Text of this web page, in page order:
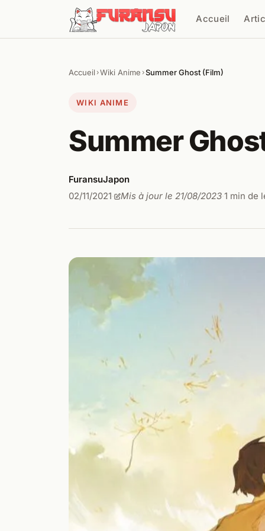
Aller au contenu
Accueil
Accueil ›Wiki Anime ›Summer Ghost (Film)
WIKI ANIME
Summer
FuransuJapon
02/11/2021· Mis à jour le 21/08/2023·1 min de